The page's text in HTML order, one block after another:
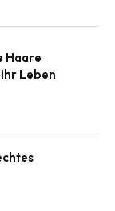
Haare
Leben